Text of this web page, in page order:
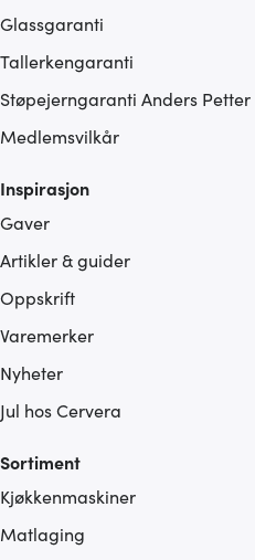
Glassgaranti
Tallerkengaranti
Støpejerngaranti Anders Petter
Medlemsvilkår
Inspirasjon
Gaver
Artikler & guider
Oppskrift
Varemerker
Nyheter
Jul hos Cervera
Sortiment
Kjøkkenmaskiner
Matlaging